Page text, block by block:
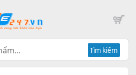
Tìm kiếm